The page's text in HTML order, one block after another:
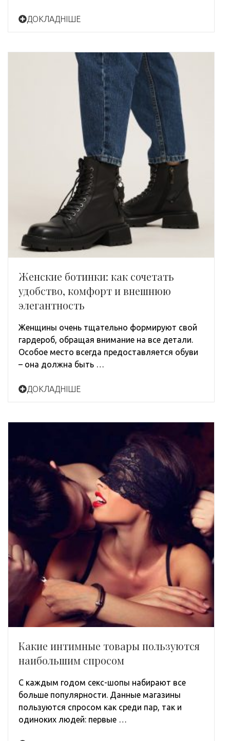
ДОКЛАДНІШЕ
Женские ботинки: как сочетать
удобство, комфорт и внешнюю
элегантность
Женщины очень тщательно формируют свой
гардероб, обращая внимание на все детали.
Особое место всегда предоставляется обуви
– она должна быть …
ДОКЛАДНІШЕ
Какие интимные товары пользуются
наибольшим спросом
С каждым годом секс-шопы набирают все
больше популярности. Данные магазины
пользуются спросом как среди пар, так и
одиноких людей: первые …